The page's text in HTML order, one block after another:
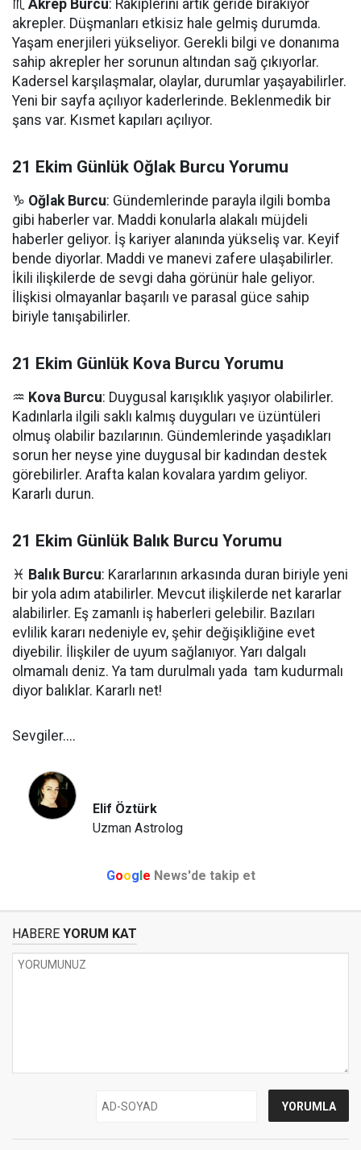
♏ Akrep Burcu: Rakiplerini artık geride bırakıyor
akrepler. Düşmanları etkisiz hale gelmiş durumda.
Yaşam enerjileri yükseliyor. Gerekli bilgi ve donanıma
sahip akrepler her sorunun altından sağ çıkıyorlar.
Kadersel karşılaşmalar, olaylar, durumlar yaşayabilirler.
Yeni bir sayfa açılıyor kaderlerinde. Beklenmedik bir
şans var. Kısmet kapıları açılıyor.
21 Ekim Günlük Oğlak Burcu Yorumu
♑ Oğlak Burcu: Gündemlerinde parayla ilgili bomba
gibi haberler var. Maddi konularla alakalı müjdeli
haberler geliyor. İş kariyer alanında yükseliş var. Keyif
bende diyorlar. Maddi ve manevi zafere ulaşabilirler.
İkili ilişkilerde de sevgi daha görünür hale geliyor.
İlişkisi olmayanlar başarılı ve parasal güce sahip
biriyle tanışabilirler.
21 Ekim Günlük Kova Burcu Yorumu
♒ Kova Burcu: Duygusal karışıklık yaşıyor olabilirler.
Kadınlarla ilgili saklı kalmış duyguları ve üzüntüleri
olmuş olabilir bazılarının. Gündemlerinde yaşadıkları
sorun her neyse yine duygusal bir kadından destek
görebilirler. Arafta kalan kovalara yardım geliyor.
Kararlı durun.
21 Ekim Günlük Balık Burcu Yorumu
♓ Balık Burcu: Kararlarının arkasında duran biriyle yeni
bir yola adım atabilirler. Mevcut ilişkilerde net kararlar
alabilirler. Eş zamanlı iş haberleri gelebilir. Bazıları
evlilik kararı nedeniyle ev, şehir değişikliğine evet
diyebilir. İlişkiler de uyum sağlanıyor. Yarı dalgalı
olmamalı deniz. Ya tam durulmalı yada tam kudurmalı
diyor balıklar. Kararlı net!
Sevgiler....
Elif Öztürk
Uzman Astrolog
Google News'de takip et
HABERE YORUM KAT